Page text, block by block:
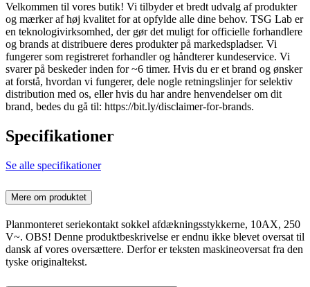
Velkommen til vores butik! Vi tilbyder et bredt udvalg af produkter
og mærker af høj kvalitet for at opfylde alle dine behov. TSG Lab er
en teknologivirksomhed, der gør det muligt for officielle forhandlere
og brands at distribuere deres produkter på markedspladser. Vi
fungerer som registreret forhandler og håndterer kundeservice. Vi
svarer på beskeder inden for ~6 timer. Hvis du er et brand og ønsker
at forstå, hvordan vi fungerer, dele nogle retningslinjer for selektiv
distribution med os, eller hvis du har andre henvendelser om dit
brand, bedes du gå til: https://bit.ly/disclaimer-for-brands.
Specifikationer
Se alle specifikationer
Mere om produktet
Planmonteret seriekontakt sokkel afdækningsstykkerne, 10AX, 250
V~. OBS! Denne produktbeskrivelse er endnu ikke blevet oversat til
dansk af vores oversættere. Derfor er teksten maskineoversat fra den
tyske originaltekst.